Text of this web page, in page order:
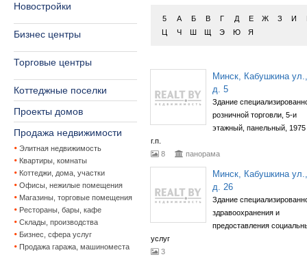
Новостройки
Бизнес центры
Торговые центры
Коттеджные поселки
Проекты домов
Продажа недвижимости
Элитная недвижимость
Квартиры, комнаты
Коттеджи, дома, участки
Офисы, нежилые помещения
Магазины, торговые помещения
Рестораны, бары, кафе
Склады, производства
Бизнес, сфера услуг
Продажа гаража, машиноместа
5 А Б В Г Д Е Ж З И
Ц
Ч Ш Щ Э Ю Я
Минск, Кабушкина ул.,
д. 5
Здание
розничной торговли, 5-и
этажный, панельный, 1975
г.п.
8
панорама
Минск, Кабушкина ул.,
д. 26
Здание
здравоохранения и
предоставления
услуг
3